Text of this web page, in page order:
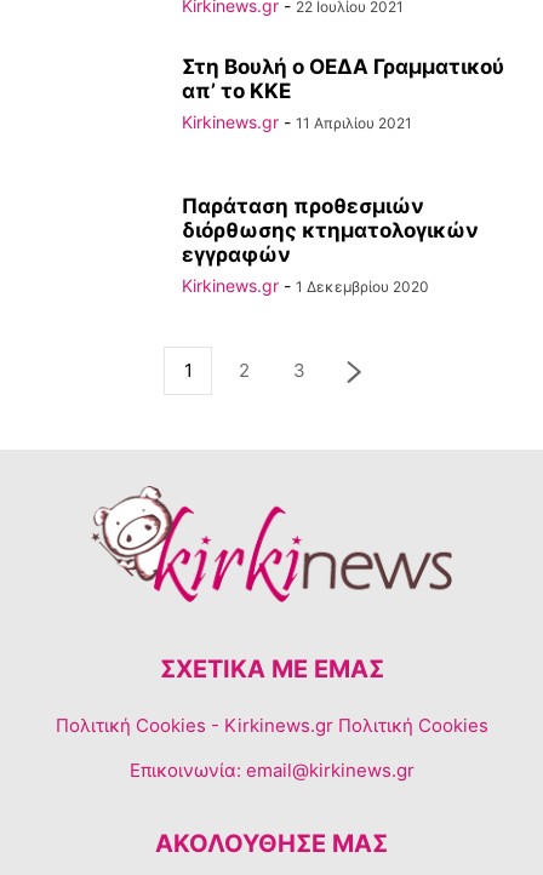
Kirkinews.gr - 22 Ιουλίου 2021
Στη Βουλή ο ΟΕΔΑ Γραμματικού
απ’ το ΚΚΕ
Kirkinews.gr - 11 Απριλίου 2021
Παράταση προθεσμιών
διόρθωσης κτηματολογικών
εγγραφών
Kirkinews.gr - 1 Δεκεμβρίου 2020
1 2 3
ΣΧΕΤΙΚΆ ΜΕ ΕΜΆΣ
Πολιτική Cookies - Kirkinews.gr Πολιτική Cookies
Επικοινωνία: email@kirkinews.gr
ΑΚΟΛΟΥΘΗΣΕ ΜΑΣ